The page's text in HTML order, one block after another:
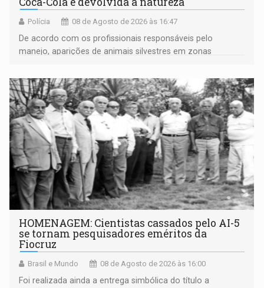
Polícia 08 de Agosto de 2026 às 16:47
De acordo com os profissionais responsáveis pelo
manejo, aparições de animais silvestres em zonas
HOMENAGEM: Cientistas cassados pelo AI-5
se tornam pesquisadores eméritos da
Fiocruz
Brasil e Mundo 08 de Agosto de 2026 às 16:00
Foi realizada ainda a entrega simbólica do título a